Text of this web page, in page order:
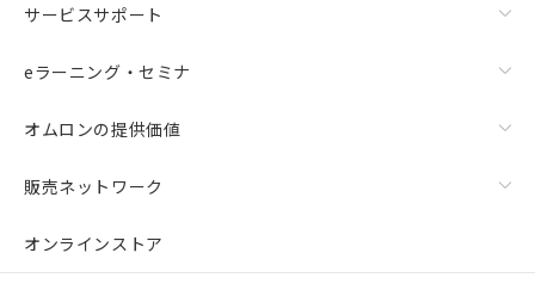
サービスサポート
eラーニング・セミナ
オムロンの提供価値
販売ネットワーク
オンラインストア